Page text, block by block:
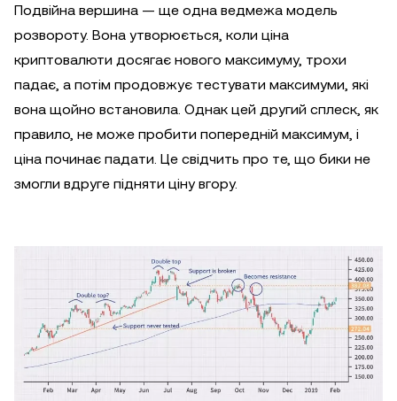
Подвійна вершина — ще одна ведмежа модель
розвороту. Вона утворюється, коли ціна
криптовалюти досягає нового максимуму, трохи
падає, а потім продовжує тестувати максимуми, які
вона щойно встановила. Однак цей другий сплеск, як
правило, не може пробити попередній максимум, і
ціна починає падати. Це свідчить про те, що бики не
змогли вдруге підняти ціну вгору.